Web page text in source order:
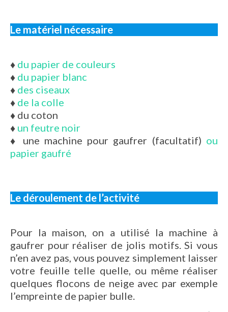
Le matériel nécessaire
♦ du papier de couleurs
♦ du papier blanc
♦ des ciseaux
♦ de la colle
♦ du coton
♦ un feutre noir
♦
une machine pour gaufrer (facultatif) ou
papier gaufré
Le déroulement de l’activité
Pour la maison, on a utilisé la machine à
gaufrer pour réaliser de jolis motifs. Si vous
n’en avez pas, vous pouvez simplement laisser
votre feuille telle quelle, ou même réaliser
quelques flocons de neige avec par exemple
l’empreinte de papier bulle.